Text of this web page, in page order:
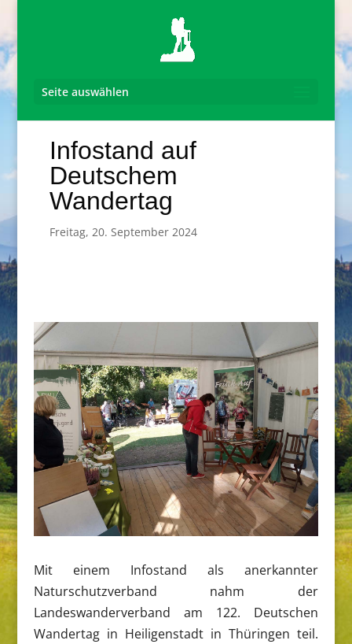
Seite auswählen
Infostand auf
Deutschem
Wandertag
Freitag, 20. September 2024
Mit einem Infostand als anerkannter
Naturschutzverband nahm der
Landeswanderverband am 122. Deutschen
Wandertag in Heiligenstadt in Thüringen teil.